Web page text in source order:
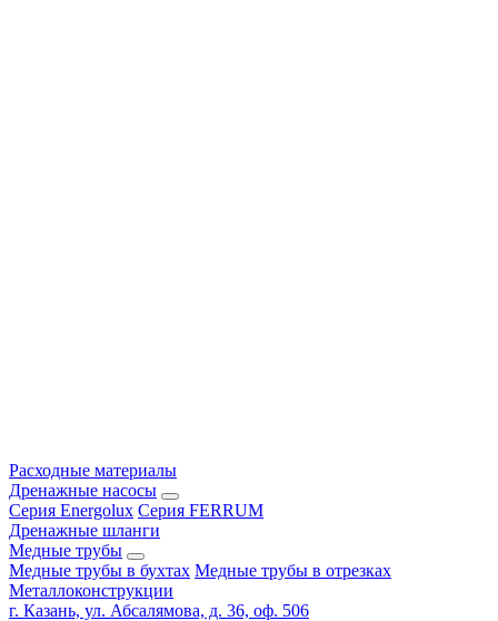
Расходные материалы
Дренажные насосы
Серия Energolux Серия FERRUM
Дренажные шланги
Медные трубы
Медные трубы в бухтах Медные трубы в отрезках
Металлоконструкции
г. Казань, ул. Абсалямова, д. 36, оф. 506